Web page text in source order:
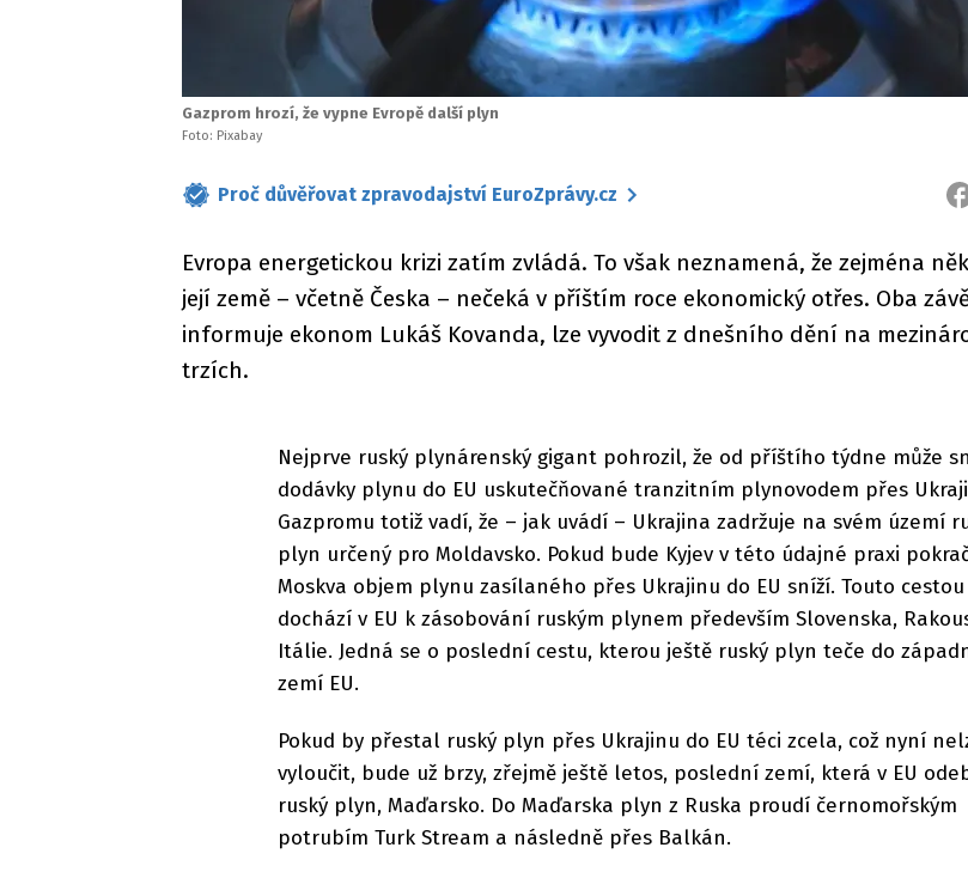
Gazprom hrozí, že vypne Evropě další plyn
Foto: Pixabay
Proč důvěřovat zpravodajství EuroZprávy.cz
Evropa energetickou krizi zatím zvládá. To však neznamená, že zejména
její země – včetně Česka – nečeká v příštím roce ekonomický otřes. Oba
informuje ekonom Lukáš Kovanda, lze vyvodit z dnešního dění na
trzích.
Nejprve ruský plynárenský gigant pohrozil, že od příštího týdne může
dodávky plynu do EU uskutečňované tranzitním plynovodem přes
Gazpromu totiž vadí, že – jak uvádí – Ukrajina zadržuje na svém území
plyn určený pro Moldavsko. Pokud bude Kyjev v této údajné praxi
Moskva objem plynu zasílaného přes Ukrajinu do EU sníží. Touto cestou
dochází v EU k zásobování ruským plynem především Slovenska,
Itálie. Jedná se o poslední cestu, kterou ještě ruský plyn teče do
zemí EU.
Pokud by přestal ruský plyn přes Ukrajinu do EU téci zcela, což nyní
vyloučit, bude už brzy, zřejmě ještě letos, poslední zemí, která v EU
ruský plyn, Maďarsko. Do Maďarska plyn z Ruska proudí černomořským
potrubím Turk Stream a následně přes Balkán.